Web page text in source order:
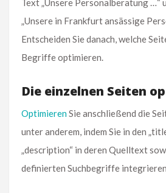
Text „Unsere Personalberatung …“
„Unsere in Frankfurt ansässige
Entscheiden Sie danach, welche
Begriffe optimieren.
Die einzelnen Seiten
OptimierenSie anschließend die
unter anderem, indem Sie in den
„description“ in deren Quelltext
definierten Suchbegriffe